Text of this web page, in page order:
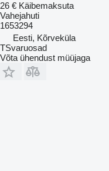
26 € Käibemaksuta
Vahejahuti
1653294
Eesti, Kõrveküla
TSvaruosad
Võta ühendust müüjaga